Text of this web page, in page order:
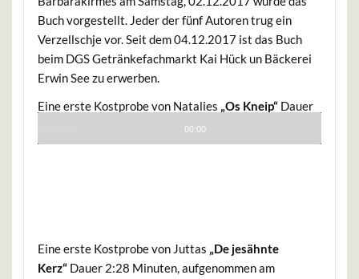
Buch vorgestellt. Jeder der fünf Autoren trug ein
Verzellschje vor. Seit dem 04.12.2017 ist das Buch
beim DGS Getränkefachmarkt Kai Hück un Bäckerei
Erwin See zu erwerben.
Eine erste Kostprobe von Natalies „Os Kneip“ Dauer
2:26 Minuten, aufgenommen am 14.03.2017
00:00
Up/Down
or
decrease
Eine erste Kostprobe von Juttas „De jesähnte
Kerz“ Dauer 2:28 Minuten, aufgenommen am